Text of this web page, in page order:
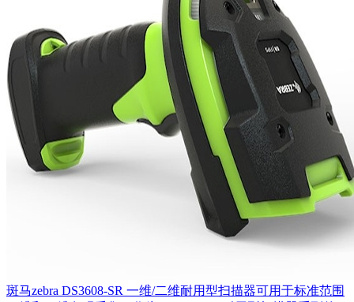
斑马zebra DS3608-SR 一维/二维耐用型扫描器可用于标准范围